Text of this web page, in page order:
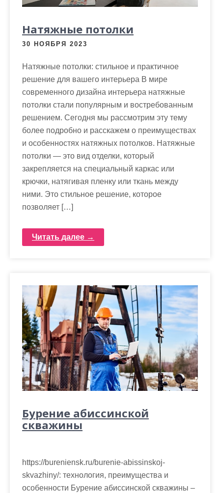
Натяжные потолки
30 НОЯБРЯ 2023
Натяжные потолки: стильное и практичное
решение для вашего интерьера В мире
современного дизайна интерьера натяжные
потолки стали популярным и востребованным
решением. Сегодня мы рассмотрим эту тему
более подробно и расскажем о преимуществах
и особенностях натяжных потолков. Натяжные
потолки — это вид отделки, который
закрепляется на специальный каркас или
крючки, натягивая пленку или ткань между
ними. Это стильное решение, которое
позволяет […]
Читать далее →
Бурение абиссинской
скважины
https://bureniensk.ru/burenie-abissinskoj-
skvazhiny/: технология, преимущества и
особенности Бурение абиссинской скважины –